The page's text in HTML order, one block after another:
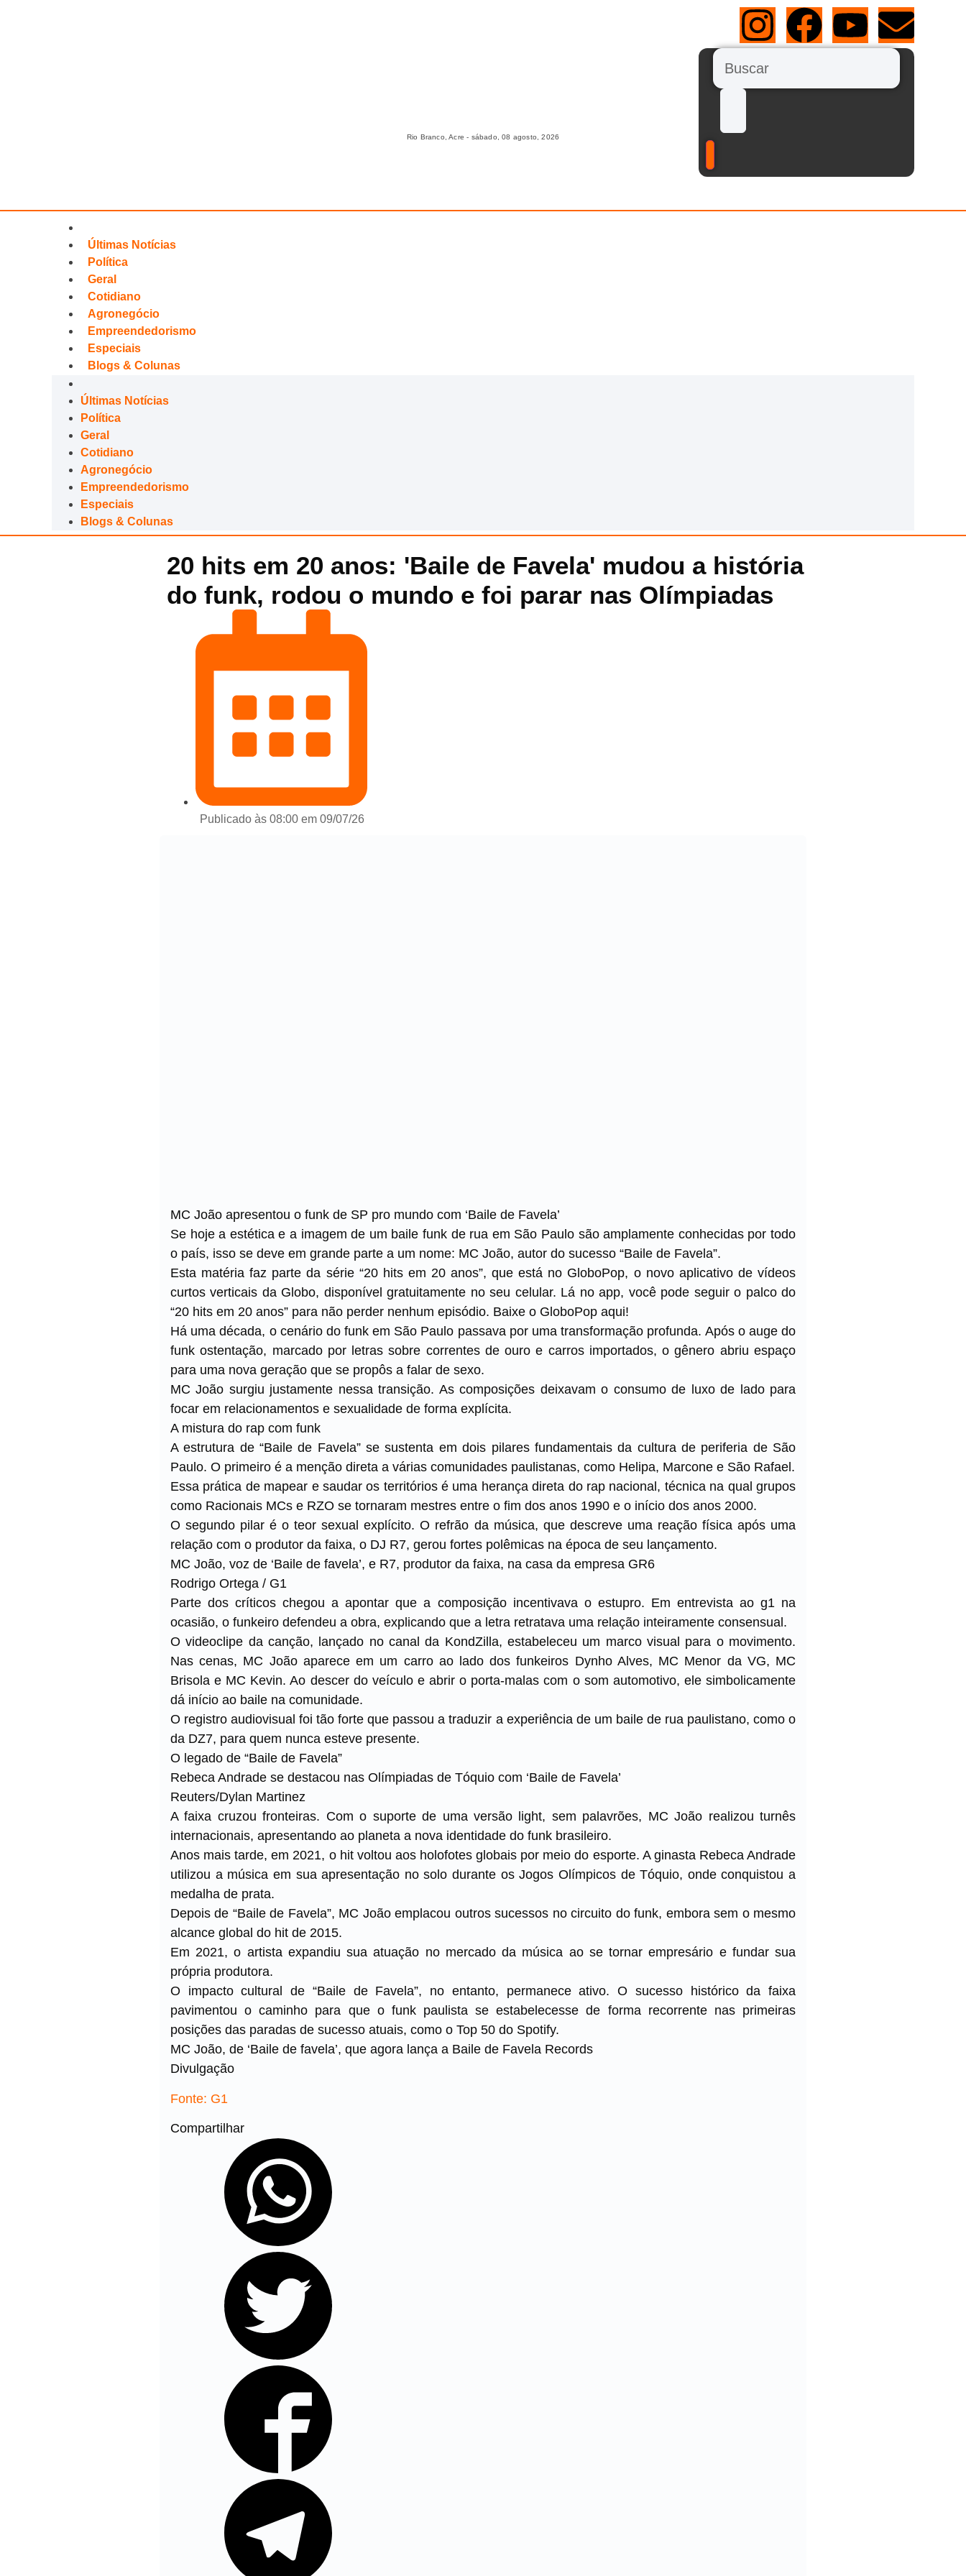
Rio Branco, Acre - sábado, 08 agosto, 2026
Últimas Notícias
Política
Geral
Cotidiano
Agronegócio
Empreendedorismo
Especiais
Blogs & Colunas
Últimas Notícias
Política
Geral
Cotidiano
Agronegócio
Empreendedorismo
Especiais
Blogs & Colunas
20 hits em 20 anos: 'Baile de Favela' mudou a história
do funk, rodou o mundo e foi parar nas Olímpiadas
Publicado às 08:00 em 09/07/26
MC João apresentou o funk de SP pro mundo com ‘Baile de Favela’
Se hoje a estética e a imagem de um baile funk de rua em São Paulo são amplamente conhecidas por todo
o país, isso se deve em grande parte a um nome: MC João, autor do sucesso “Baile de Favela”.
Esta matéria faz parte da série “20 hits em 20 anos”, que está no GloboPop, o novo aplicativo de vídeos
curtos verticais da Globo, disponível gratuitamente no seu celular. Lá no app, você pode seguir o palco do
“20 hits em 20 anos” para não perder nenhum episódio. Baixe o GloboPop aqui!
Há uma década, o cenário do funk em São Paulo passava por uma transformação profunda. Após o auge do
funk ostentação, marcado por letras sobre correntes de ouro e carros importados, o gênero abriu espaço
para uma nova geração que se propôs a falar de sexo.
MC João surgiu justamente nessa transição. As composições deixavam o consumo de luxo de lado para
focar em relacionamentos e sexualidade de forma explícita.
A mistura do rap com funk
A estrutura de “Baile de Favela” se sustenta em dois pilares fundamentais da cultura de periferia de São
Paulo. O primeiro é a menção direta a várias comunidades paulistanas, como Helipa, Marcone e São Rafael.
Essa prática de mapear e saudar os territórios é uma herança direta do rap nacional, técnica na qual grupos
como Racionais MCs e RZO se tornaram mestres entre o fim dos anos 1990 e o início dos anos 2000.
O segundo pilar é o teor sexual explícito. O refrão da música, que descreve uma reação física após uma
relação com o produtor da faixa, o DJ R7, gerou fortes polêmicas na época de seu lançamento.
MC João, voz de ‘Baile de favela’, e R7, produtor da faixa, na casa da empresa GR6
Rodrigo Ortega / G1
Parte dos críticos chegou a apontar que a composição incentivava o estupro. Em entrevista ao g1 na
ocasião, o funkeiro defendeu a obra, explicando que a letra retratava uma relação inteiramente consensual.
O videoclipe da canção, lançado no canal da KondZilla, estabeleceu um marco visual para o movimento.
Nas cenas, MC João aparece em um carro ao lado dos funkeiros Dynho Alves, MC Menor da VG, MC
Brisola e MC Kevin. Ao descer do veículo e abrir o porta-malas com o som automotivo, ele simbolicamente
dá início ao baile na comunidade.
O registro audiovisual foi tão forte que passou a traduzir a experiência de um baile de rua paulistano, como o
da DZ7, para quem nunca esteve presente.
O legado de “Baile de Favela”
Rebeca Andrade se destacou nas Olímpiadas de Tóquio com ‘Baile de Favela’
Reuters/Dylan Martinez
A faixa cruzou fronteiras. Com o suporte de uma versão light, sem palavrões, MC João realizou turnês
internacionais, apresentando ao planeta a nova identidade do funk brasileiro.
Anos mais tarde, em 2021, o hit voltou aos holofotes globais por meio do esporte. A ginasta Rebeca Andrade
utilizou a música em sua apresentação no solo durante os Jogos Olímpicos de Tóquio, onde conquistou a
medalha de prata.
Depois de “Baile de Favela”, MC João emplacou outros sucessos no circuito do funk, embora sem o mesmo
alcance global do hit de 2015.
Em 2021, o artista expandiu sua atuação no mercado da música ao se tornar empresário e fundar sua
própria produtora.
O impacto cultural de “Baile de Favela”, no entanto, permanece ativo. O sucesso histórico da faixa
pavimentou o caminho para que o funk paulista se estabelecesse de forma recorrente nas primeiras
posições das paradas de sucesso atuais, como o Top 50 do Spotify.
MC João, de ‘Baile de favela’, que agora lança a Baile de Favela Records
Divulgação
Fonte: G1
Compartilhar